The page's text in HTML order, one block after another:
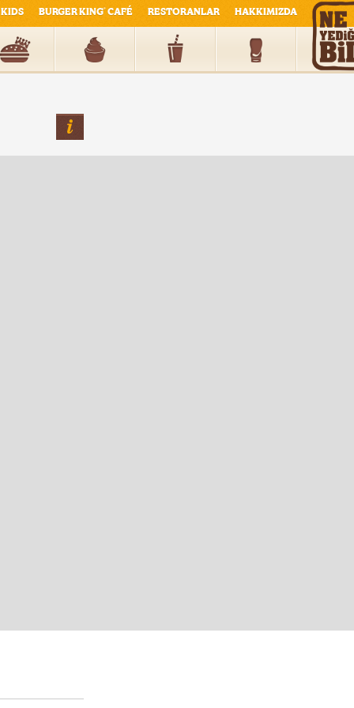
KIDS BURGER KING® CAFÉ RESTORANLAR HAKKIMIZDA